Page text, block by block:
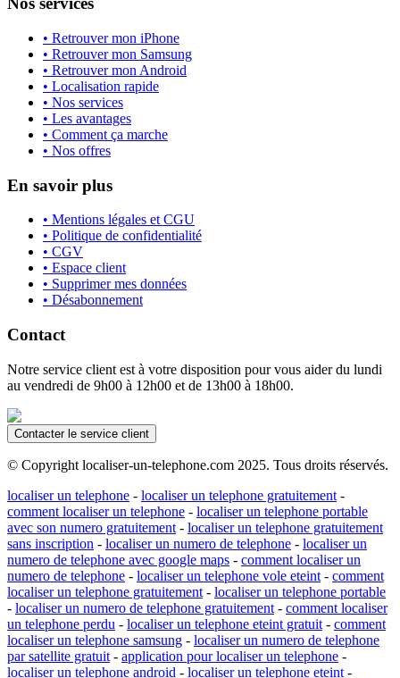
• Retrouver mon iPhone
• Retrouver mon Samsung
• Retrouver mon Android
• Localisation rapide
• Nos services
• Les avantages
• Comment ça marche
• Nos offres
En savoir plus
• Mentions légales et CGU
• Politique de confidentialité
• CGV
• Espace client
• Supprimer mes données
• Désabonnement
Contact
Notre service client est à votre disposition pour vous aider du lundi
au vendredi de 9h00 à 12h00 et de 13h00 à 18h00.
Contacter le service client
© Copyright localiser-un-telephone.com 2025. Tous droits réservés.
localiser un telephone - localiser un telephone gratuitement -
comment localiser un telephone - localiser un telephone portable
avec son numero gratuitement - localiser un telephone gratuitement
sans inscription - localiser un numero de telephone - localiser un
numero de telephone avec google maps - comment localiser un
numero de telephone - localiser un telephone vole eteint - comment
localiser un telephone gratuitement - localiser un telephone portable
- localiser un numero de telephone gratuitement - comment localiser
un telephone perdu - localiser un telephone eteint gratuit - comment
localiser un telephone samsung - localiser un numero de telephone
par satellite gratuit - application pour localiser un telephone -
localiser un telephone android - localiser un telephone eteint -